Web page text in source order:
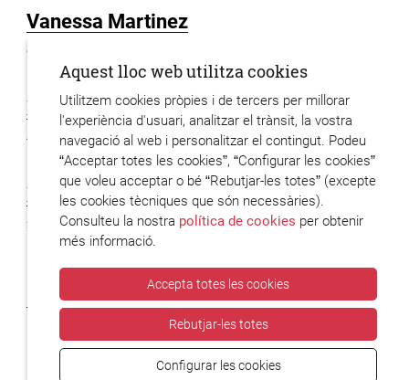
Vanessa Martinez
6 posts
Xavier Hervas
48 posts
Xavier Codony
2 posts
Aquest lloc web utilitza cookies
Utilitzem cookies pròpies i de tercers per millorar
l'experiència d'usuari, analitzar el trànsit, la vostra
navegació al web i personalitzar el contingut. Podeu
“Acceptar totes les cookies”, “Configurar les cookies”
que voleu acceptar o bé “Rebutjar-les totes” (excepte
les cookies tècniques que són necessàries).
Consulteu la nostra política de cookies per obtenir
més informació.
Accepta totes les cookies
Rebutjar-les totes
Configurar les cookies